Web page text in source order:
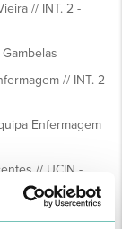
// INT. 2 -
// INT. 2
Enfermagem
// UCIN -